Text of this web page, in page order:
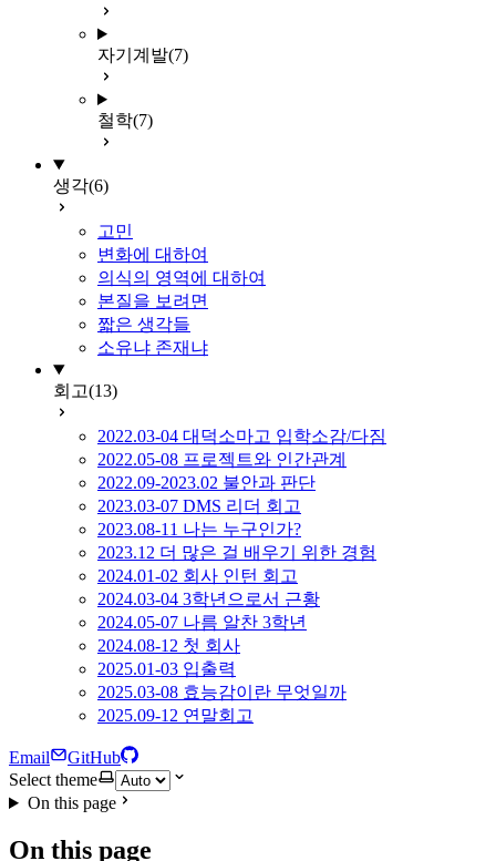
자기계발(7)
철학(7)
생각(6)
고민
변화에 대하여
의식의 영역에 대하여
본질을 보려면
짧은 생각들
소유냐 존재냐
회고(13)
2022.03-04 대덕소마고 입학소감/다짐
2022.05-08 프로젝트와 인간관계
2022.09-2023.02 불안과 판단
2023.03-07 DMS 리더 회고
2023.08-11 나는 누구인가?
2023.12 더 많은 걸 배우기 위한 경험
2024.01-02 회사 인턴 회고
2024.03-04 3학년으로서 근황
2024.05-07 나름 알찬 3학년
2024.08-12 첫 회사
2025.01-03 입출력
2025.03-08 효능감이란 무엇일까
2025.09-12 연말회고
Email
GitHub
Select theme
On this page
On this page